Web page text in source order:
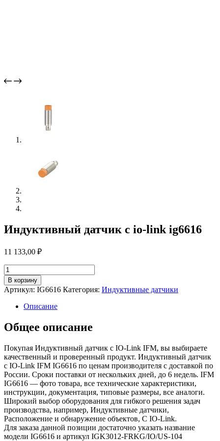
Индуктивный датчик с io-link ig6616
11 133,00 ₽
Количество
товара
Индуктивный
датчик
link
ig6616
В корзину
Артикул: IG6616 Категория: Индуктивные датчики
Описание
Общее описание
Покупая Индуктивный датчик с IO-Link IFM, вы выбираете
качественный и проверенный продукт. Индуктивный датчик
с IO-Link IFM IG6616 по ценам производителя с доставкой по
России. Сроки поставки от нескольких дней, до 6 недель. IFM
IG6616 — фото товара, все технические характеристики,
инструкции, документация, типовые размеры, все аналоги.
Широкий выбор оборудования для гибкого решения задач
производства, например, Индуктивные датчики,
Расположение и обнаружение объектов, С IO-Link.
Для заказа данной позиции достаточно указать название
модели IG6616 и артикул IGK3012-FRKG/IO/US-104